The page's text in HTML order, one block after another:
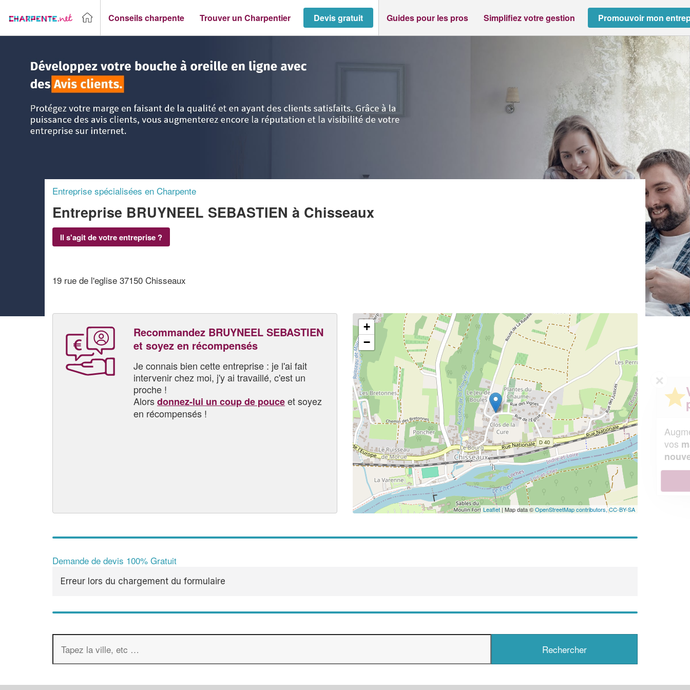
Conseils charpente Trouver un Charpentier Devis gratuit Guides pour les pros Simplifiez votre gestion Promouvoir mon
Entreprise spécialisées en Charpente
Entreprise BRUYNEEL SEBASTIEN à Chisseaux
Il s'agit de votre entreprise ?
19 rue de l'eglise 37150 Chisseaux
Recommandez BRUYNEEL SEBASTIEN
et soyez en récompensés
Je connais bien cette entreprise : je l'ai fait
intervenir chez moi, j'y ai travaillé, c'est un
proche !
Alorsdonnez-lui un coup de pouceet soyez
en récompensés !
+
−
Leaflet| Map data ©OpenStreetMap contributors,CC-BY-SA
Demande de devis 100% Gratuit
Erreur lors du chargement du formulaire
✕
Vous êtes un
professionnel ?
Augmentez votrechiffre d'affaireset
vosmargestout en gagnant de
nouveaux clients!
En savoir plus